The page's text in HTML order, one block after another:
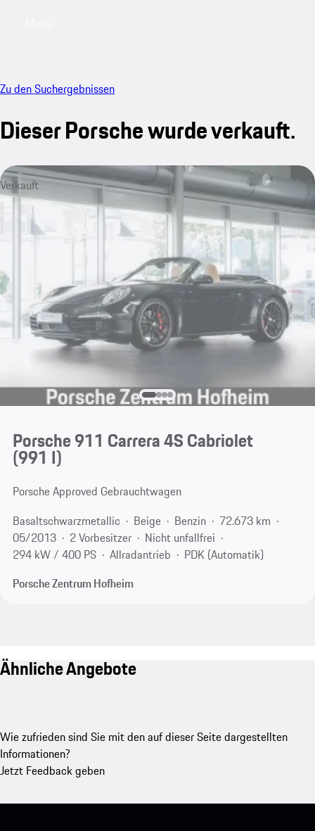
Zu den Suchergebnissen
Dieser Porsche wurde verkauft.
Verkauft
Porsche 911 Carrera 4S Cabriolet
(991 I)
Porsche Approved Gebrauchtwagen
Basaltschwarzmetallic
Beige Benzin
72.673 km
05/2013
2 Vorbesitzer
Nicht unfallfrei
294 kW / 400 PS
Allradantrieb
PDK (Automatik)
Porsche Zentrum Hofheim
Ähnliche Angebote
Wie zufrieden sind Sie mit den auf dieser Seite dargestellten
Informationen?
Jetzt Feedback geben